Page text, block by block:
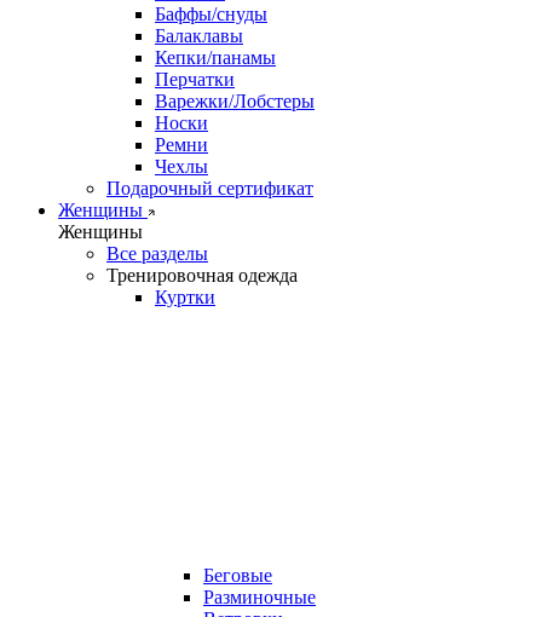
Баффы/снуды
Балаклавы
Кепки/панамы
Перчатки
Варежки/Лобстеры
Носки
Ремни
Чехлы
Подарочный сертификат
Женщины
Женщины
Все разделы
Тренировочная одежда
Куртки
Беговые
Разминочные